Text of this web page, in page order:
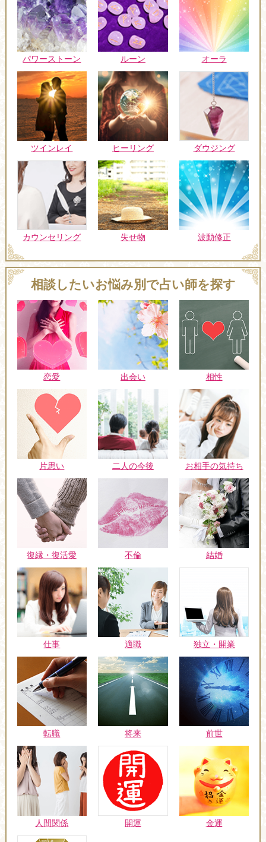
パワーストーン ルーン オーラ
ツインレイ ヒーリング ダウジング
カウンセリング 失せ物 波動修正
相談したいお悩み別で占い師を探す
恋愛 出会い 相性
片思い 二人の今後 お相手の気持ち
復縁・復活愛 不倫 結婚
仕事 適職 独立・開業
転職 将来 前世
人間関係 開運 金運